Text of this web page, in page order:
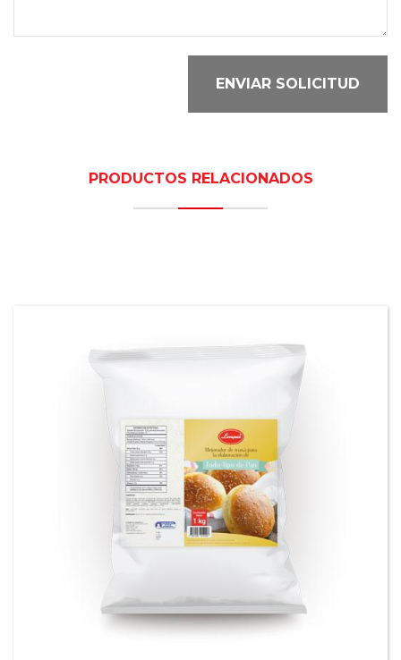
ENVIAR SOLICITUD
PRODUCTOS RELACIONADOS
Mejorador de masas para todo tipo masas
fermentadas